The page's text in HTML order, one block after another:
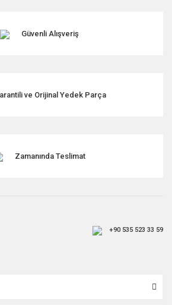
Güvenli Alışveriş
ve Orijinal Yedek Parça
Zamanında Teslimat
+90 535 523 33 59